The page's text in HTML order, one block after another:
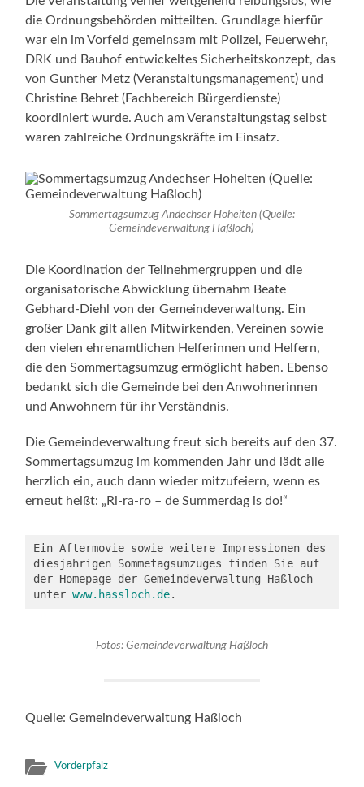
die Ordnungsbehörden mitteilten. Grundlage hierfür
war ein im Vorfeld gemeinsam mit Polizei, Feuerwehr,
DRK und Bauhof entwickeltes Sicherheitskonzept, das
von Gunther Metz (Veranstaltungsmanagement) und
Christine Behret (Fachbereich Bürgerdienste)
koordiniert wurde. Auch am Veranstaltungstag selbst
waren zahlreiche Ordnungskräfte im Einsatz.
Sommertagsumzug Andechser Hoheiten (Quelle:
Gemeindeverwaltung Haßloch)
Die Koordination der Teilnehmergruppen und die
organisatorische Abwicklung übernahm Beate
Gebhard-Diehl von der Gemeindeverwaltung. Ein
großer Dank gilt allen Mitwirkenden, Vereinen sowie
den vielen ehrenamtlichen Helferinnen und Helfern,
die den Sommertagsumzug ermöglicht haben. Ebenso
bedankt sich die Gemeinde bei den Anwohnerinnen
und Anwohnern für ihr Verständnis.
Die Gemeindeverwaltung freut sich bereits auf den 37.
Sommertagsumzug im kommenden Jahr und lädt alle
herzlich ein, auch dann wieder mitzufeiern, wenn es
erneut heißt: „Ri-ra-ro – de Summerdag is do!“
Ein Aftermovie sowie weitere Impressionen des
diesjährigen Sommetagsumzuges finden Sie auf
der Homepage der Gemeindeverwaltung Haßloch
unter www.hassloch.de.
Fotos: Gemeindeverwaltung Haßloch
Quelle: Gemeindeverwaltung Haßloch
Vorderpfalz